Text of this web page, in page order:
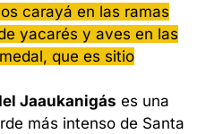
carayá en las ramas
yacarés y aves en las
que es sitio
Jaaukanigás es una
más intenso de Santa